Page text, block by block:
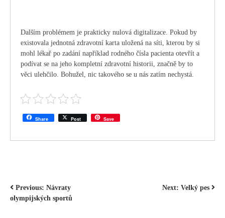
Dalším problémem je prakticky nulová digitalizace. Pokud by
existovala jednotná zdravotní karta uložená na síti, kterou by si
mohl lékař po zadání například rodného čísla pacienta otevřít a
podívat se na jeho kompletní zdravotní historii, značně by to
věci ulehčilo. Bohužel, nic takového se u nás zatím nechystá.
Share Post Save
NAVIGACE
PRO
Previous: Návraty
olympijských sportů
Next: Velký pes